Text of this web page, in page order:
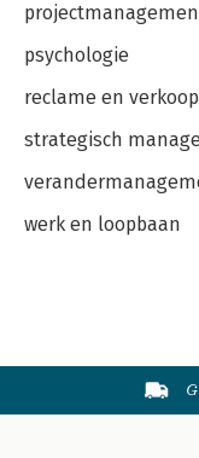
psychologie
reclame en verkoop
strategisch
werk en loopbaan